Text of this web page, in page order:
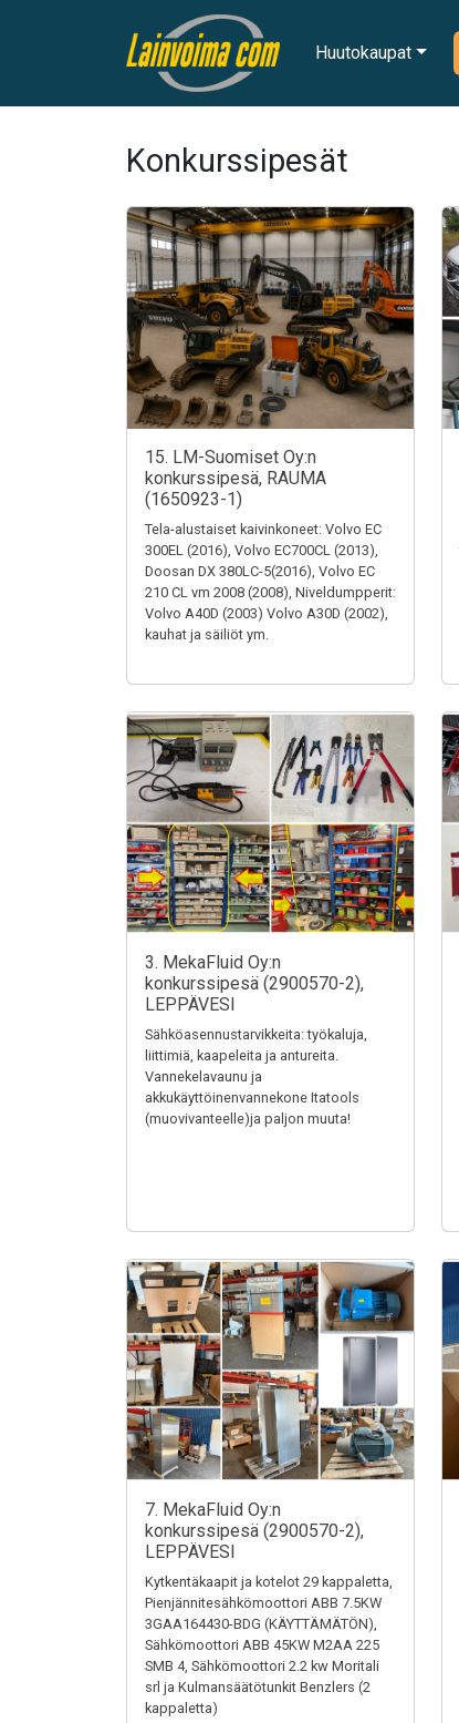
Huutokaupat
Konkurssipesät
15. LM-Suomiset Oy:n
konkurssipesä, RAUMA
(1650923-1)
Tela-alustaiset kaivinkoneet: Volvo EC
300EL (2016), Volvo EC700CL (2013),
Doosan DX 380LC-5(2016), Volvo EC
210 CL vm 2008 (2008), Niveldumpperit:
Volvo A40D (2003) Volvo A30D (2002),
kauhat ja säiliöt ym.
3. MekaFluid Oy:n
konkurssipesä (2900570-2),
LEPPÄVESI
Sähköasennustarvikkeita: työkaluja,
liittimiä, kaapeleita ja antureita.
Vannekelavaunu ja
akkukäyttöinenvannekone Itatools
(muovivanteelle)ja paljon muuta!
7. MekaFluid Oy:n
konkurssipesä (2900570-2),
LEPPÄVESI
Kytkentäkaapit ja kotelot 29 kappaletta,
Pienjännitesähkömoottori ABB 7.5KW
3GAA164430-BDG (KÄYTTÄMÄTÖN),
Sähkömoottori ABB 45KW M2AA 225
SMB 4, Sähkömoottori 2.2 kw Moritali
srl ja Kulmansäätötunkit Benzlers (2
kappaletta)